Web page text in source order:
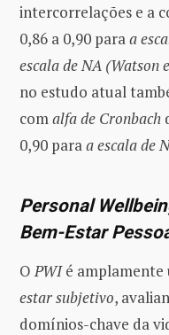
intercorrelações e a
0,86 a 0,90 paraa
escala de NA (Watson
no estudo atual
comalfa de Cronbach
0,90 paraa escala de
Personal
Bem-Estar
OPWIé amplamente
estar subjetivo,
domínios-chave da